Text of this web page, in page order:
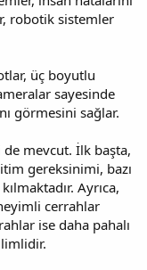
robotik sistemler
üç boyutlu
sayesinde
görmesini sağlar.
mevcut. İlk başta,
gereksinimi, bazı
Ayrıca,
cerrahlar
ise daha pahalı